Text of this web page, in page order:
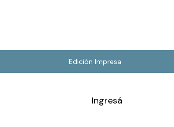
Edición Impresa
Ingresá